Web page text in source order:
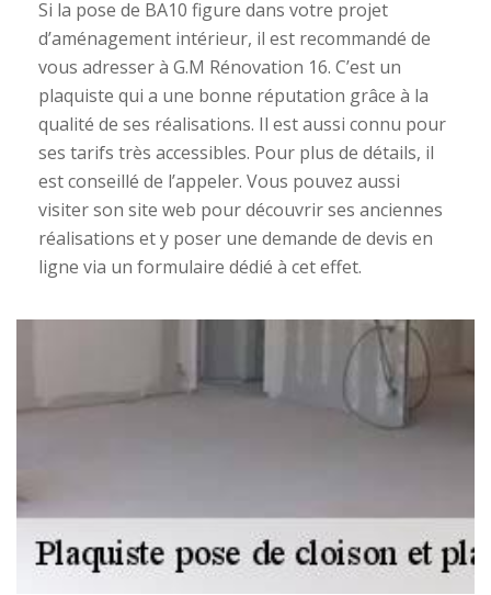
Si la pose de BA10 figure dans votre projet
d’aménagement intérieur, il est recommandé de
vous adresser à G.M Rénovation 16. C’est un
plaquiste qui a une bonne réputation grâce à la
qualité de ses réalisations. Il est aussi connu pour
ses tarifs très accessibles. Pour plus de détails, il
est conseillé de l’appeler. Vous pouvez aussi
visiter son site web pour découvrir ses anciennes
réalisations et y poser une demande de devis en
ligne via un formulaire dédié à cet effet.